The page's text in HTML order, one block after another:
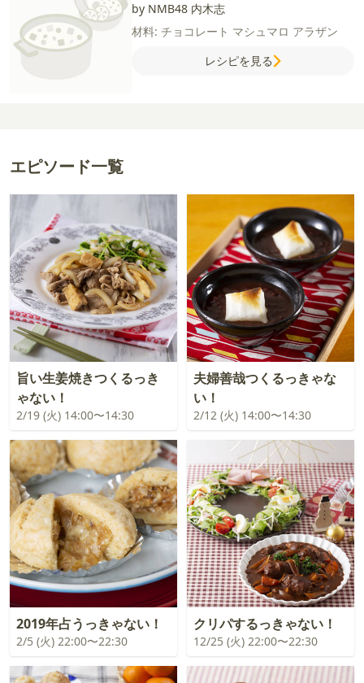
by NMB48 内木志
材料: チョコレート マシュマロ アラザン
レシピを見る
エピソード一覧
旨い生姜焼きつくるっき
ゃない！
2/19 (火) 14:00〜14:30
夫婦善哉つくるっきゃな
い！
2/12 (火) 14:00〜14:30
2019年占うっきゃない！
2/5 (火) 22:00〜22:30
クリパするっきゃない！
12/25 (火) 22:00〜22:30